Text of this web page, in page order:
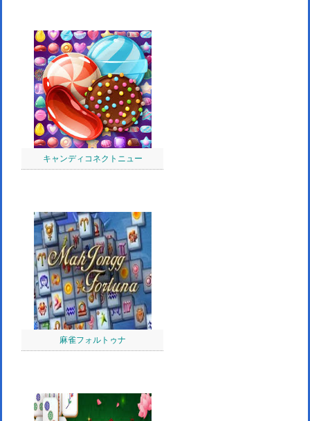
キャンディコネクトニュー
麻雀フォルトゥナ